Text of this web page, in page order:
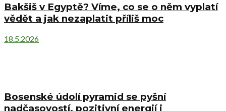
Bakšiš v Egyptě? Víme, co se o něm vyplatí
vědět a jak nezaplatit příliš moc
18.5.2026
Bosenské údolí pyramid se pyšní
nadčasovostí, pozitivní energií i